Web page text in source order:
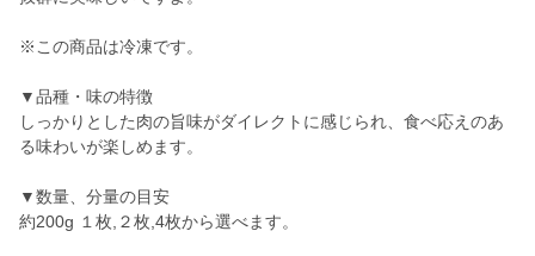
※この商品は冷凍です。
▼品種・味の特徴
しっかりとした肉の旨味がダイレクトに感じられ、食べ応えのあ
る味わいが楽しめます。
▼数量、分量の目安
約200g １枚,２枚,4枚から選べます。